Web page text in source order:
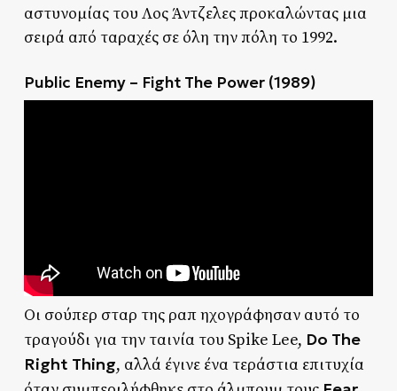
αστυνομίας του Λος Άντζελες προκαλώντας μια
σειρά από ταραχές σε όλη την πόλη το 1992.
Public Enemy – Fight The Power (1989)
Οι σούπερ σταρ της ραπ ηχογράφησαν αυτό το
τραγούδι για την ταινία του Spike Lee, Do The
Right Thing, αλλά έγινε ένα τεράστια επιτυχία